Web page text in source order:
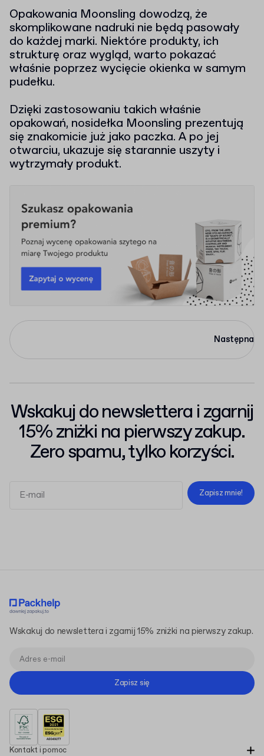
Opakowania Moonsling dowodzą, że
skomplikowane nadruki nie będą pasowały
do każdej marki. Niektóre produkty, ich
strukturę oraz wygląd, warto pokazać
właśnie poprzez wycięcie okienka w samym
pudełku.
Dzięki zastosowaniu takich właśnie
opakowań, nosidełka Moonsling prezentują
się znakomicie już jako paczka. A po jej
otwarciu, ukazuje się starannie uszyty i
wytrzymały produkt.
Następna
Wskakuj do newslettera i zgarnij
15% zniżki na pierwszy zakup.
Zero spamu, tylko korzyści.
Zapisz mnie!
Kontakt i pomoc
Wskakuj do newslettera i zgarnij 15% zniżki na pierwszy zakup.
Zapisz się